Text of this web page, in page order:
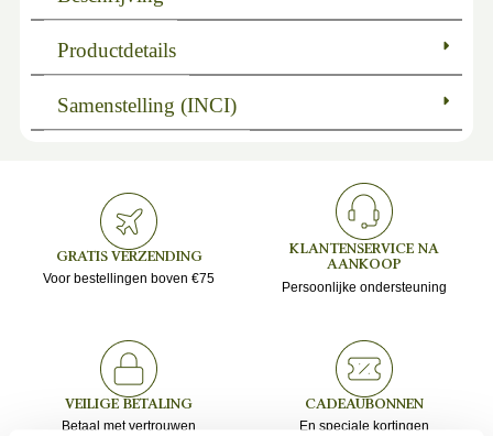
Productdetails
Samenstelling (INCI)
GRATIS VERZENDING
Voor bestellingen boven €75
KLANTENSERVICE NA
AANKOOP
Persoonlijke ondersteuning
VEILIGE BETALING
Betaal met vertrouwen
CADEAUBONNEN
En speciale kortingen